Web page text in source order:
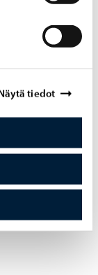
tiedothar
deras
som för
de
från